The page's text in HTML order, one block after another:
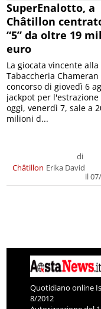
SuperEnalotto, a
Châtillon
“5” da oltre 19
euro
Châtillon
di
Erika David
il
La giocata vincente alla
Tabaccheria Chameran
concorso di giovedì 6
jackpot per l'estrazione
oggi, venerdì 7, sale a
milioni d...
Quotidiano online
8/2012